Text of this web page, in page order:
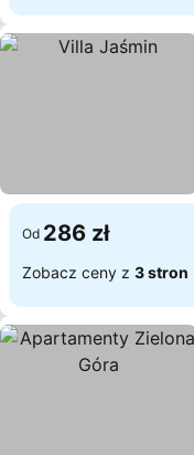
Od 286 zł
Zobacz ceny z 3 stron